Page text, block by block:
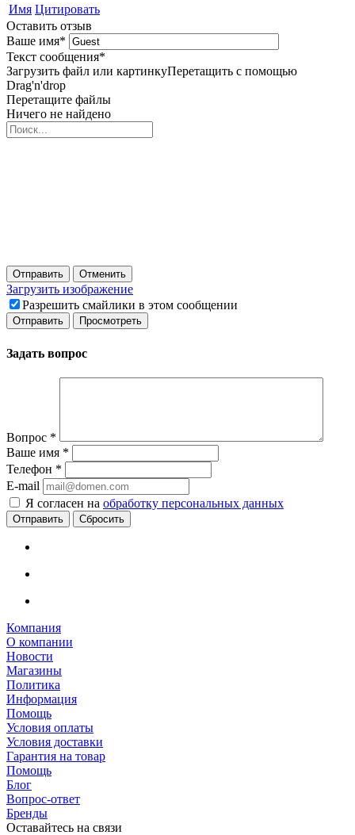
Имя Цитировать
Оставить отзыв
Ваше имя*
Текст сообщения*
Загрузить файл или картинкуПеретащить с помощью
Drag'n'drop
Перетащите файлы
Ничего не найдено
Отправить Отменить
Загрузить изображение
Разрешить смайлики в этом сообщении
Задать вопрос
Вопрос *
Ваше имя *
Телефон *
E-mail
Я согласен на обработку персональных данных
Сбросить
Компания
О компании
Новости
Магазины
Политика
Информация
Помощь
Условия оплаты
Условия доставки
Гарантия на товар
Помощь
Блог
Вопрос-ответ
Бренды
Оставайтесь на связи